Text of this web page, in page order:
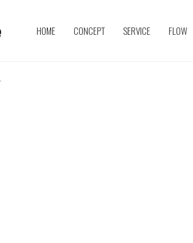
HOME CONCEPT SERVICE FLOW